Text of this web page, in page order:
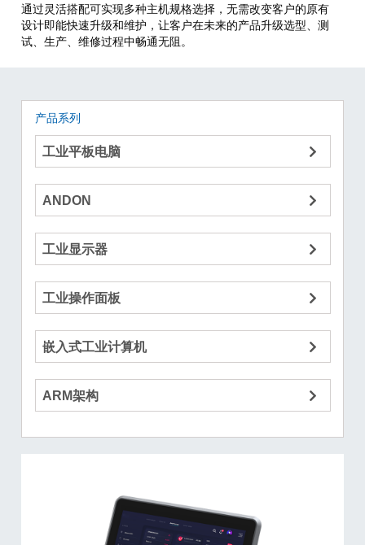
通过灵活搭配可实现多种主机规格选择，无需改变客户的原有
设计即能快速升级和维护，让客户在未来的产品升级选型、测
试、生产、维修过程中畅通无阻。
产品系列
工业平板电脑
ANDON
工业显示器
工业操作面板
嵌入式工业计算机
ARM架构